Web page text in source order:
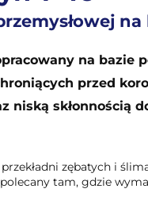
na
na bazie
przed
niską skłonnością
zębatych i
tam, gdzie